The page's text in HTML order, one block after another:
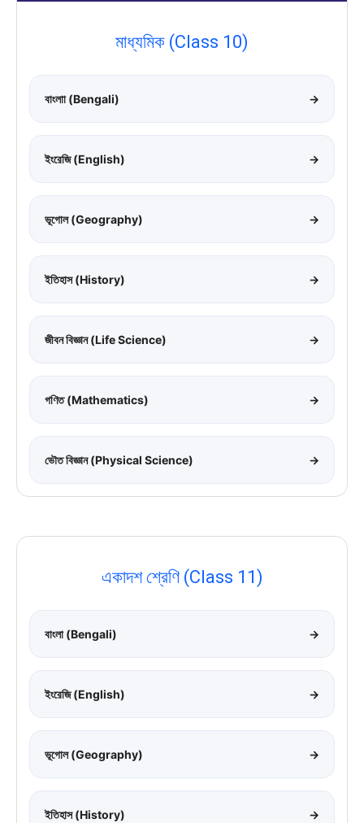
মাধ্যমিক (Class 10)
বাংলাা (Bengali) →
ইংরেজি (English) →
ভূগোল (Geography) →
ইতিহাস (History) →
জীবন বিজ্ঞান (Life Science) →
গণিত (Mathematics) →
ভৌত বিজ্ঞান (Physical Science) →
একাদশ শ্রেণি (Class 11)
বাংলা (Bengali) →
ইংরেজি (English) →
ভূগোল (Geography) →
ইতিহাস (History) →